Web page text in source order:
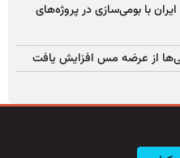
مس ایران با بومی‌سازی در پروژه‌های
از عرضه مس افزایش یافت